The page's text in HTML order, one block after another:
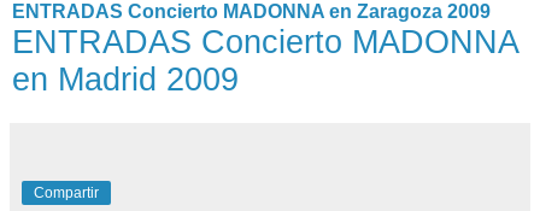
ENTRADAS Concierto MADONNA en Zaragoza 2009
ENTRADAS Concierto MADONNA
en Madrid 2009
Compartir